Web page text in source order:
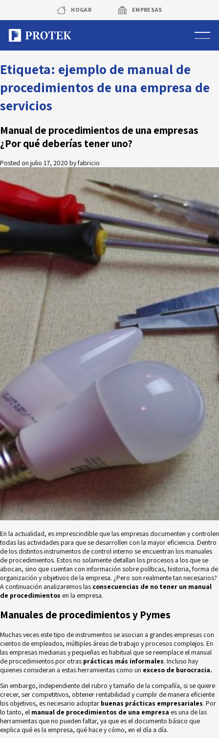
content
HOGAR EMPRESAS
Sistema de alarmas
Sistema de cámaras
Protek Personas
Corredora de seguros
Sobre Protek
Trabaja con nosotros
Novedades
Faq
Área de clientes
Etiqueta: ejemplo de manual de
procedimientos de una empresa de
servicios
Manual de procedimientos de una empresas
¿Por qué deberías tener uno?
Posted on julio 17, 2020 byfabricio
En la actualidad, es imprescindible que las empresas documenten y controlen
todas las actividades para que se desarrollen con la mayor eficiencia. Dentro
de los distintos instrumentos de control interno se encuentran los manuales
de procedimientos. Estos no solamente detallan los procesos a los que se
abocan, sino que cuentan con información sobre políticas, historia, forma de
organización y objetivos de la empresa. ¿Pero son realmente tan necesarios?
A continuación analizaremos las consecuencias de no tener un manual
de procedimientos en la empresa.
Manuales de procedimientos y Pymes
Muchas veces este tipo de instrumentos se asocian a grandes empresas con
cientos de empleados, múltiples áreas de trabajo y procesos complejos. En
las empresas medianas y pequeñas es habitual que se reemplace el manual
de procedimientos por otras prácticas más informales. Incluso hay
quienes consideran a estas herramientas como un exceso de burocracia.
Sin embargo, independiente del rubro y tamaño de la compañía, si se quiere
crecer, ser competitivos, obtener rentabilidad y cumplir de manera eficiente
los objetivos, es necesario adoptar buenas prácticas empresariales. Por
lo tanto, el manual de procedimientos de una empresa es una de las
herramientas que no pueden faltar, ya que es el documento básico que
explica qué es la empresa, qué hace y cómo, en el día a día.